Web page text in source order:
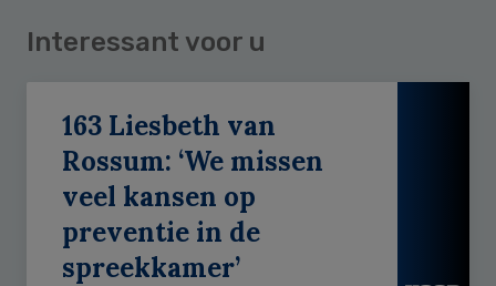
Interessant voor u
163 Liesbeth van
Rossum: ‘We missen
veel kansen op
preventie in de
spreekkamer’